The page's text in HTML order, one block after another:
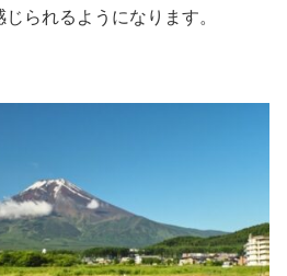
られるようになります。